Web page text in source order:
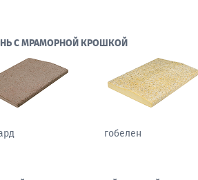
С МРАМОРНОЙ КРОШКОЙ
жаккард